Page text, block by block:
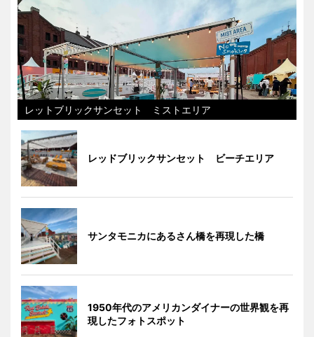
レットブリックサンセット ミストエリア
レッドブリックサンセット ビーチエリア
サンタモニカにあるさん橋を再現した橋
1950年代のアメリカンダイナーの世界観を再
現したフォトスポット